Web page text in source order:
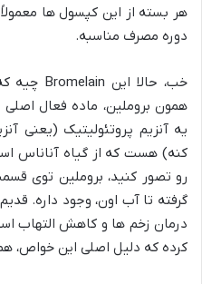
دوره مصرف مناسبه.
همون بروملین، ماده فعال
یه آنزیم پروتئولیتیک (یعنی
کنه) هست که از گیاه آناناس
رو تصور کنید، بروملین توی
گرفته تا آب اون، وجود داره.
درمان زخم ها و کاهش التهاب
کرده که دلیل اصلی این خواص،